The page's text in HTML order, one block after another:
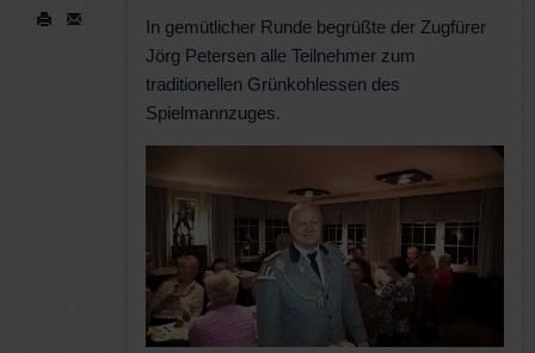
In gemütlicher Runde begrüßte der Zugfürer
Jörg Petersen alle Teilnehmer zum
traditionellen Grünkohlessen des
Spielmannzuges.